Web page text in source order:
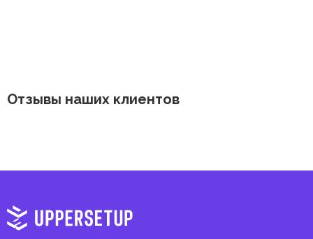
Отзывы наших клиентов